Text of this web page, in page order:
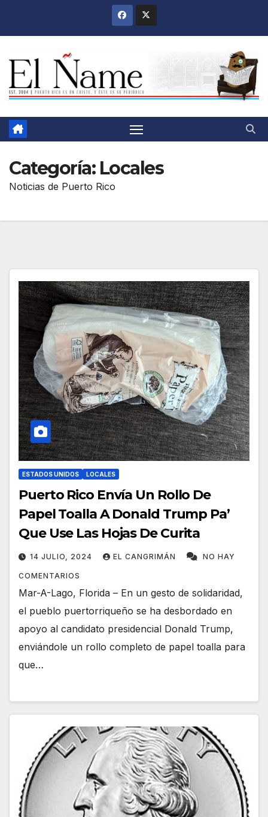
Categoría: Locales
Noticias de Puerto Rico
ESTADOS UNIDOS LOCALES
Puerto Rico Envía Un Rollo De
Papel Toalla A Donald Trump Pa’
Que Use Las Hojas De Curita
14 JULIO, 2024 EL CANGRIMÁN NO HAY
COMENTARIOS
Mar-A-Lago, Florida – En un gesto de solidaridad,
el pueblo puertorriqueño se ha desbordado en
apoyo al candidato presidencial Donald Trump,
enviándole un rollo completo de papel toalla para
que…